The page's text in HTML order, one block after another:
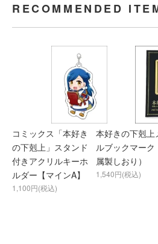
RECOMMENDED
コミックス「本好き
の下剋上」スタンド
付きアクリルキーホ
ルダー【マインA】
1,100円(税込)
本好きの下剋上
ルブックマーク
属製しおり）
1,540円(税込)